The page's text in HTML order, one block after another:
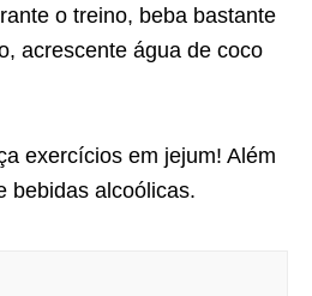
o treino, beba bastante
acrescente água de coco
exercícios em jejum! Além
bebidas alcoólicas.